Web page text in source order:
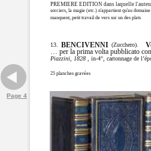
Page 4
PREMIERE EDITION dans laquelle
sorciers, la magie (etc.) n'appartient qu'au
manquent, petit travail de vers sur un des plats
13. BENCIVENNI (Zucchero).
… per la prima volta pubblicato
Piazzini, 1828 , in-4°, cartonnage de
25 planches gravées